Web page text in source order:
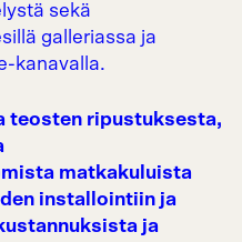
sekä
galleriassa ja
kanavalla.
teosten ripustuksesta,
matkakuluista
installointiin ja
ja